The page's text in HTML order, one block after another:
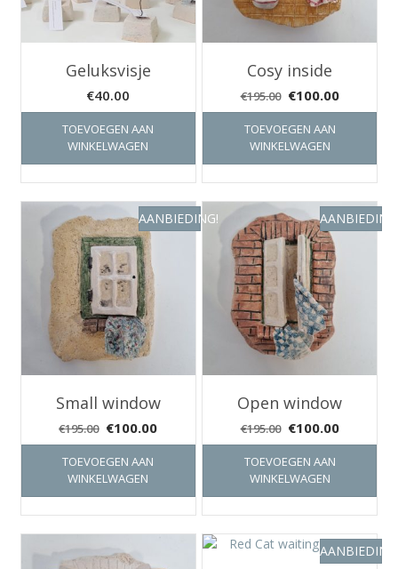
Geluksvisje
€40.00
TOEVOEGEN AAN
WINKELWAGEN
Cosy inside
€195.00 Oorspronkelijke
prijs
was:
€195.00.
€100.00Huidige
prijs
TOEVOEGEN AAN
WINKELWAGEN
AANBIEDING!
Small window
€195.00 Oorspronkelijke
prijs
was:
€195.00.
€100.00Huidige
prijs
TOEVOEGEN AAN
WINKELWAGEN
Open window
€195.00 Oorspronkelijke
prijs
was:
€195.00.
€100.00Huidige
prijs
TOEVOEGEN AAN
WINKELWAGEN